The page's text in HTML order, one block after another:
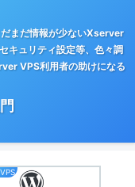
まだ情報が少ないXserver
キュリティ設定等、色々調
VPS利用者の助けになる